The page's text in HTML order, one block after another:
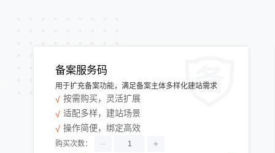
备案服务码
用于扩充备案功能，满足备案主体多样化建站需求
按需购买，灵活扩展
适配多样，建站场景
操作简便，绑定高效
购买次数：